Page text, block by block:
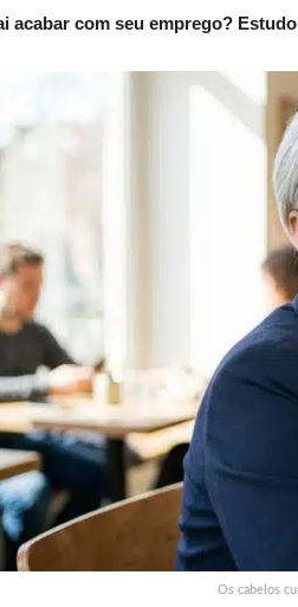
acabar com seu emprego?
Os cabelos